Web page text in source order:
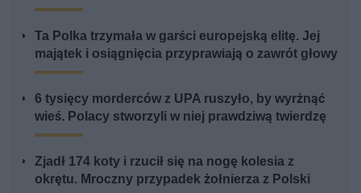
Ta Polka trzymała w garści europejską elitę. Jej
majątek i osiągnięcia przyprawiają o zawrót głowy
6 tysięcy morderców z UPA ruszyło, by wyrżnąć
wieś. Polacy stworzyli w niej prawdziwą twierdzę
Zjadł 174 koty i rzucił się na nogę kolesia z
okrętu. Mroczny przypadek żołnierza z Polski